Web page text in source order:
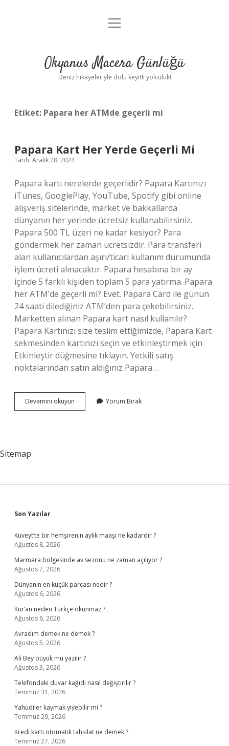
Anasayfa
Yasal Uyarı
menüyü
Okyanus Macera Günlüğü
Deniz hikayeleriyle dolu keyifli yolculuk!
Etiket: Papara her ATMde geçerli mi
Papara Kart Her Yerde Geçerli Mi
Tarih: Aralık 28, 2024
Papara kartı nerelerde geçerlidir? Papara Kartınızı
iTunes, GooglePlay, YouTube, Spotify gibi online
alışveriş sitelerinde, market ve bakkallarda
dünyanın her yerinde ücretsiz kullanabilirsiniz.
Papara 500 TL üzeri ne kadar kesiyor? Para
göndermek her zaman ücretsizdir. Para transferi
alan kullanıcılardan aşırı/ticari kullanım durumunda
işlem ücreti alınacaktır. Papara hesabına bir ay
içinde 5 farklı kişiden toplam 5 para yatırma. Papara
her ATM’de geçerli mi? Evet. Papara Card ile günün
24 saati dilediğiniz ATM’den para çekebilirsiniz.
Marketten alınan Papara kart nasıl kullanılır?
Papara Kartınızı size teslim ettiğimizde, Papara Kart
sekmesinden kartınızı seçin ve etkinleştirmek için
Etkinleştir düğmesine tıklayın. Yetkili satış
noktalarından satın aldığınız Papara…
Devamını okuyun
Kart
Yorum Bırak
Sitemap
Sidebar
Son Yazılar
Kuveyt’te bir hemşirenin aylık maaşı ne kadardır ?
Ağustos 8, 2026
Marmara bölgesinde av sezonu ne zaman açılıyor ?
Ağustos 7, 2026
Dünyanın en küçük parçası nedir ?
Ağustos 6, 2026
Kur’an neden Türkçe okunmaz ?
Ağustos 6, 2026
Avradım demek ne demek ?
Ağustos 5, 2026
Ali Bey büyük mü yazılır ?
Ağustos 3, 2026
Telefondaki duvar kağıdı nasıl değiştirilir ?
Temmuz 31, 2026
Yahudiler kaymak yiyebilir mi ?
Temmuz 29, 2026
Kredi kartı otomatik tahsilat ne demek ?
Temmuz 27, 2026